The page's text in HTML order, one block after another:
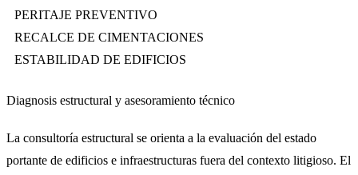
PERITAJE PREVENTIVO
RECALCE DE CIMENTACIONES
ESTABILIDAD DE EDIFICIOS
Diagnosis estructural y asesoramiento técnico
La consultoría estructural se orienta a la evaluación del estado
portante de edificios e infraestructuras fuera del contexto litigioso. El